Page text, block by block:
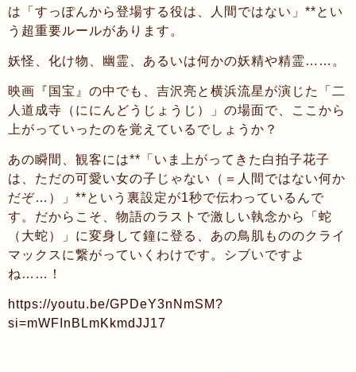
は「すっぽんから登場する役は、人間ではない」**とい
う超重要ルールがあります。
妖怪、化け物、幽霊、あるいは何かの妖精や精霊……。
映画『国宝』の中でも、吉沢亮と横浜流星が演じた「二
人道成寺（ににんどうじょうじ）」の場面で、ここから
上がっていったのを覚えているでしょうか？
あの瞬間、観客には**「いま上がってきた白拍子花子
は、ただの可愛い女の子じゃない（＝人間ではない何か
だぞ…）」**という裏設定が1秒で伝わっているんで
す。だからこそ、物語のラストで激しい執念から「蛇
（大蛇）」に変身して鐘に登る、あの鳥肌もののクライ
マックスに繋がっていくわけです。シブいですよ
ね……！
https://youtu.be/GPDeY3nNmSM?
si=mWFInBLmKkmdJJ17